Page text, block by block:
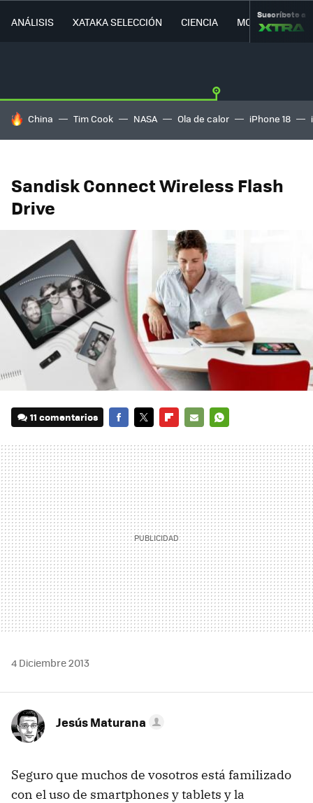
ANÁLISIS XATAKA SELECCIÓN CIENCIA MOVILIDAD
Suscríbete a
HOY SE HABLA DE
China Tim Cook NASA Ola de calor iPhone 18
Sandisk Connect Wireless Flash
Drive
11 comentarios
MAIL
4 Diciembre 2013
Jesús Maturana
Seguro que muchos de vosotros está familizado
con el uso de smartphones y tablets y la